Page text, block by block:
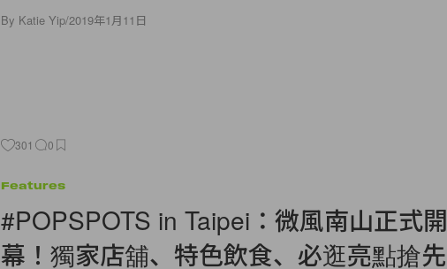
By Katie Yip/2019年1月11日
301 0
Features
#POPSPOTS in Taipei：微風南山正式開
幕！獨家店舖、特色飲食、必逛亮點搶先